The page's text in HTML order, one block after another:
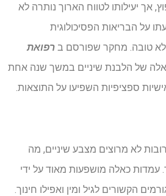
אך יעילותו לטווח הארוך נותרה לא
על הבריאות הפסיכולוגית
טובה. מחקר שפורסם ב רפואת
של הלבנת שיניים במשך שנה אחת
ספציפיות השפיעו על התוצאות.
לא מרוצים מצבע שיניים, מה
עמדות כאלה מושפעות מאוד על ידי
הקשורים לגיל ומין ואפילו חינוך.